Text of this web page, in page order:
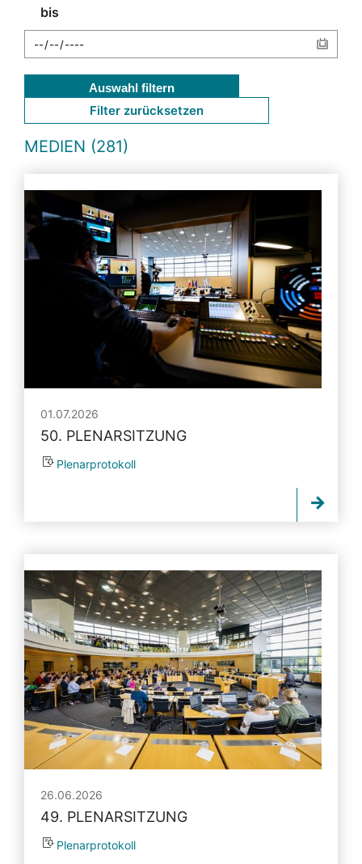
bis
Auswahl filtern
Filter zurücksetzen
MEDIEN (281)
01.07.2026
50. PLENARSITZUNG
Plenarprotokoll
26.06.2026
49. PLENARSITZUNG
Plenarprotokoll